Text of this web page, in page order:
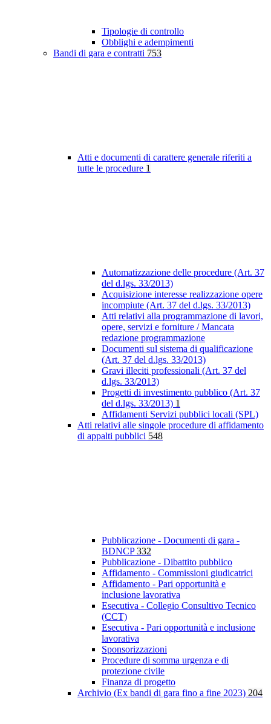
Tipologie di controllo
Obblighi e adempimenti
Bandi di gara e contratti 753
Atti e documenti di carattere generale riferiti a
tutte le procedure 1
Automatizzazione delle procedure (Art. 37
del d.lgs. 33/2013)
Acquisizione interesse realizzazione opere
incompiute (Art. 37 del d.lgs. 33/2013)
Atti relativi alla programmazione di lavori,
opere, servizi e forniture / Mancata
redazione programmazione
Documenti sul sistema di qualificazione
(Art. 37 del d.lgs. 33/2013)
Gravi illeciti professionali (Art. 37 del
d.lgs. 33/2013)
Progetti di investimento pubblico (Art. 37
del d.lgs. 33/2013) 1
Affidamenti Servizi pubblici locali (SPL)
Atti relativi alle singole procedure di affidamento
di appalti pubblici 548
Pubblicazione - Documenti di gara -
BDNCP332
Pubblicazione - Dibattito pubblico
Affidamento - Commissioni giudicatrici
Affidamento - Pari opportunità e
inclusione lavorativa
Esecutiva - Collegio Consultivo Tecnico
(CCT)
Esecutiva - Pari opportunità e inclusione
lavorativa
Sponsorizzazioni
Procedure di somma urgenza e di
protezione civile
Finanza di progetto
Archivio (Ex bandi di gara fino a fine 2023) 204